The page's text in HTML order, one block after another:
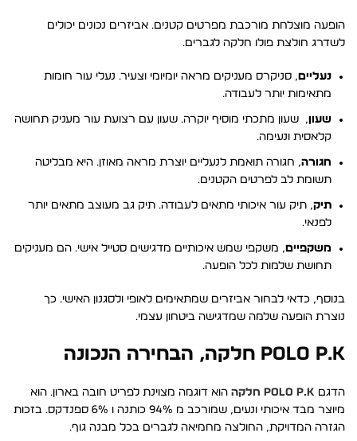
הופעה מוצלחת מורכבת מפרטים קטנים. אביזרים נכונים יכולים
לשדרג חולצת פולו חלקה לגברים.
נעליים, סניקרס מעניקים מראה יומיומי וצעיר. נעלי עור חומות
מתאימות יותר לעבודה.
שעון, שעון מתכתי מוסיף יוקרה. שעון עם רצועת עור מעניק תחושה
קלאסית ונעימה.
חגורה, חגורה תואמת לנעליים יוצרת מראה מאוזן. היא מבליטה
תשומת לב לפרטים הקטנים.
תיק, תיק עור איכותי מתאים לעבודה. תיק גב מעוצב מתאים יותר
לפנאי.
משקפיים, משקפי שמש איכותיים מדגישים סטייל אישי. הם מעניקים
תחושת שלמות לכל הופעה.
בנוסף, כדאי לבחור אביזרים שמתאימים לאופי ולסגנון האישי. כך
נוצרת הופעה שלמה שמדגישה ביטחון עצמי.
POLO P.K חלקה, הבחירה הנכונה
הדגם POLO P.K חלקה
הוא דוגמה מצוינת לפריט חובה בארון. הוא
מיוצר מבד איכותי ונעים, שמורכב מ 94% כותנה ו 6% ספנדקס. בזכות
הגזרה המדויקת, החולצה מחמיאה לגברים בכל מבנה גוף.